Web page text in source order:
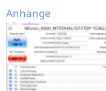
Anhänge